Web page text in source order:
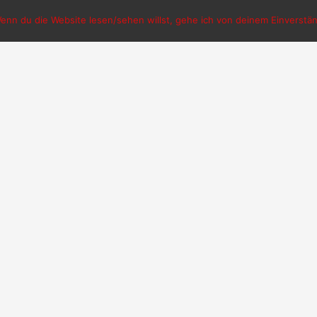
du die Website lesen/sehen willst, gehe ich von deinem